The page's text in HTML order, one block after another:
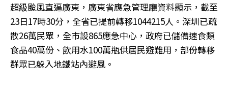
超級颱風直逼廣東，廣東省應急管理廳資料顯示，截至
23日17時30分，全省已提前轉移1044215人。深圳已疏
散26萬民眾，全市設865應急中心，政府已儲備速食類
食品40萬份、飲用水100萬瓶供居民避難用，部份轉移
群眾已躲入地鐵站內避風。